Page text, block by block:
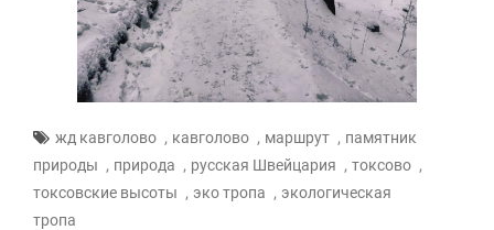
жд кавголово , кавголово , маршрут , памятник
природы , природа , русская Швейцария , токсово ,
токсовские высоты , эко тропа , экологическая
тропа